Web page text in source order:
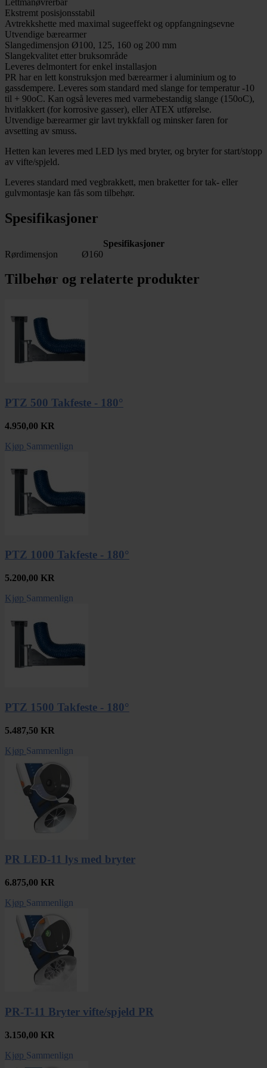
Ekstremt posisjonsstabil
Avtrekkshette med maximal sugeeffekt og oppfangningsevne
Utvendige bærearmer
Slangedimensjon Ø100, 125, 160 og 200 mm
Slangekvalitet etter bruksområde
Leveres delmontert for enkel installasjon
PR har en lett konstruksjon med bærearmer i aluminium og to
gassdempere. Leveres som standard med slange for temperatur -10
til + 90oC. Kan også leveres med varmebestandig slange (150oC),
hvitlakkert (for korrosive gasser), eller ATEX utførelse.
Utvendige bærearmer gir lavt trykkfall og minsker faren for
avsetting av smuss.
Hetten kan leveres med LED lys med bryter, og bryter for start/stopp
av vifte/spjeld.
Leveres standard med vegbrakkett, men braketter for tak- eller
gulvmontasje kan fås som tilbehør.
Spesifikasjoner
Spesifikasjoner
Rørdimensjon
Ø160
Tilbehør og relaterte produkter
PTZ 500 Takfeste - 180°
4.950,00 KR
Kjøp Sammenlign
PTZ 1000 Takfeste - 180°
5.200,00 KR
Kjøp Sammenlign
PTZ 1500 Takfeste - 180°
5.487,50 KR
Kjøp Sammenlign
PR LED-11 lys med bryter
6.875,00 KR
Kjøp Sammenlign
PR-T-11 Bryter vifte/spjeld PR
3.150,00 KR
Kjøp Sammenlign